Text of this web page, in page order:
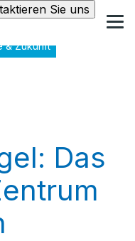
Sie uns
& Zukunft
Das